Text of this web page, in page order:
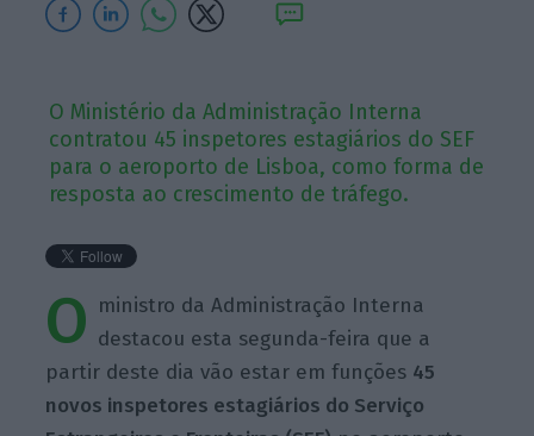
O Ministério da Administração Interna
contratou 45 inspetores estagiários do SEF
para o aeroporto de Lisboa, como forma de
resposta ao crescimento de tráfego.
O ministro da Administração Interna
destacou esta segunda-feira que a
partir deste dia vão estar em funções 45
novos inspetores estagiários do Serviço